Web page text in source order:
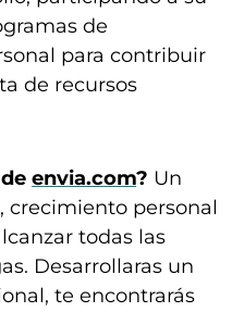
de
para contribuir
de recursos
envia.com? Un
crecimiento personal
todas las
Desarrollaras un
te encontrarás